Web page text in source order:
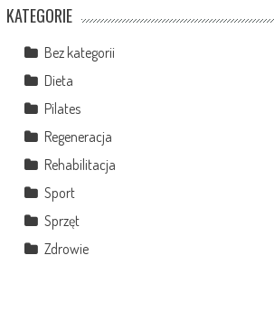
KATEGORIE
Bez kategorii
Dieta
Pilates
Regeneracja
Rehabilitacja
Sport
Sprzęt
Zdrowie